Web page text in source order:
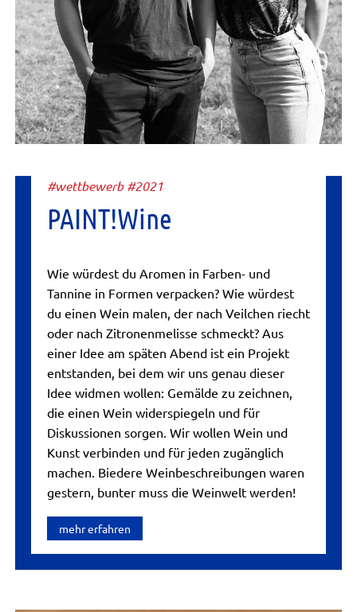
#wettbewerb #2021
PAINT!Wine
Wie würdest du Aromen in Farben- und
Tannine in Formen verpacken? Wie würdest
du einen Wein malen, der nach Veilchen riecht
oder nach Zitronenmelisse schmeckt? Aus
einer Idee am späten Abend ist ein Projekt
entstanden, bei dem wir uns genau dieser
Idee widmen wollen: Gemälde zu zeichnen,
die einen Wein widerspiegeln und für
Diskussionen sorgen. Wir wollen Wein und
Kunst verbinden und für jeden zugänglich
machen. Biedere Weinbeschreibungen waren
gestern, bunter muss die Weinwelt werden!
mehr erfahren